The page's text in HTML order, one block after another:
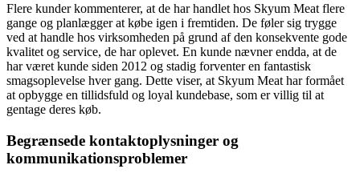
Flere kunder kommenterer, at de har handlet hos Skyum Meat flere
gange og planlægger at købe igen i fremtiden. De føler sig trygge
ved at handle hos virksomheden på grund af den konsekvente gode
kvalitet og service, de har oplevet. En kunde nævner endda, at de
har været kunde siden 2012 og stadig forventer en fantastisk
smagsoplevelse hver gang. Dette viser, at Skyum Meat har formået
at opbygge en tillidsfuld og loyal kundebase, som er villig til at
gentage deres køb.
Begrænsede kontaktoplysninger og
kommunikationsproblemer